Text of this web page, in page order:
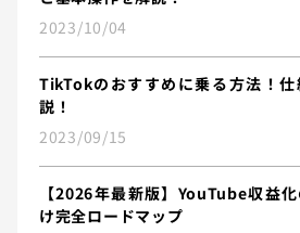
2023/10/04
TikTokのおすすめに乗る方法！
説！
2023/09/15
【2026年最新版】YouTube収益
け完全ロードマップ